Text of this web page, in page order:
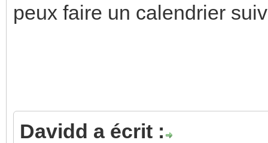
peux faire un calendrier
Davidd a écrit :